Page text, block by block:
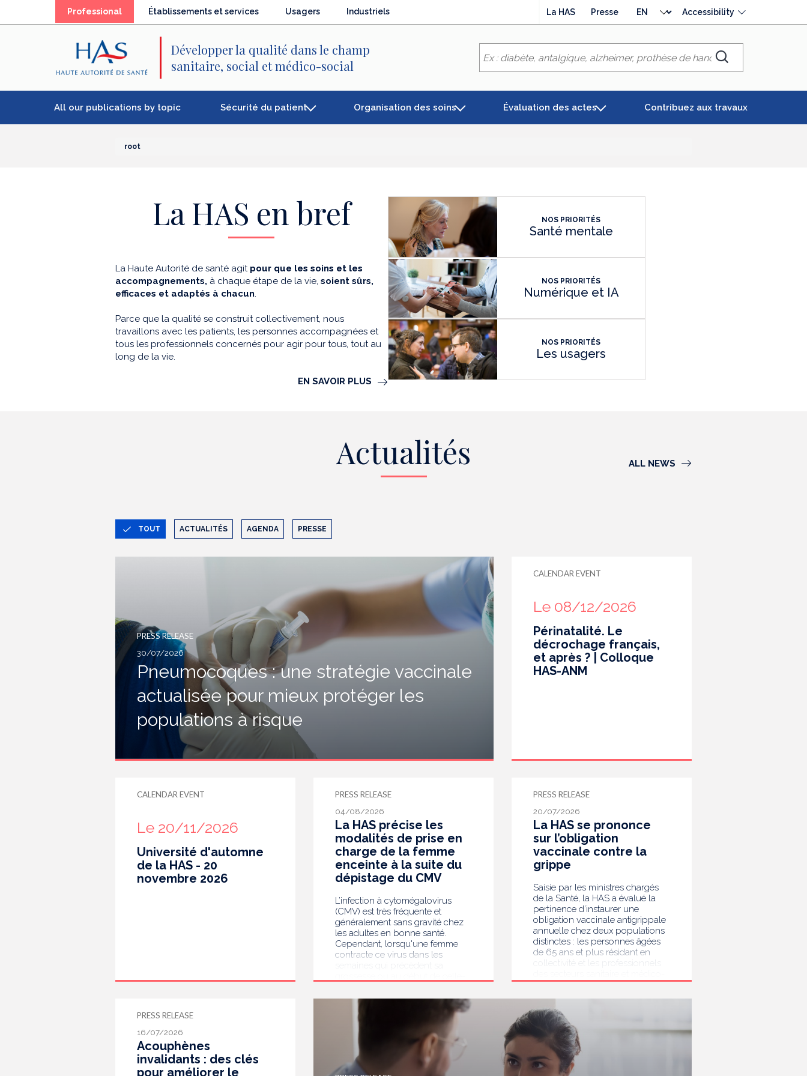
Professional Établissements et services Usagers Industriels La HAS Presse
language
Accessibility
Développer la qualité dans le champ
sanitaire, social et médico-social
Chercher
All our publications by topic Sécurité du patient Organisation des soins Évaluation des actes Contribuez aux travaux
root
La HAS en bref
La Haute Autorité de santé agit pour que les soins et les
accompagnements, à chaque étape de la vie, soient sûrs,
efficaces et adaptés à chacun.
Parce que la qualité se construit collectivement, nous
travaillons avec les patients, les personnes accompagnées et
tous les professionnels concernés pour agir pour tous, tout au
long de la vie.
EN SAVOIR PLUS
NOS PRIORITÉS
Santé mentale
NOS PRIORITÉS
Numérique et IA
NOS PRIORITÉS
Les usagers
Actualités ALL NEWS
TOUT ACTUALITÉS AGENDA PRESSE
PRESS RELEASE
30/07/2026
Pneumocoques : une stratégie vaccinale
actualisée pour mieux protéger les
populations à risque
CALENDAR EVENT
Le 08/12/2026
Périnatalité. Le
décrochage français,
et après ? | Colloque
HAS-ANM
CALENDAR EVENT
Le 20/11/2026
Université d'automne
de la HAS - 20
novembre 2026
PRESS RELEASE
04/08/2026
La HAS précise les
modalités de prise en
charge de la femme
enceinte à la suite du
dépistage du CMV
L’infection à cytomégalovirus
(CMV) est très fréquente et
généralement sans gravité chez
les adultes en bonne santé.
Cependant, lorsqu'une femme
contracte ce virus dans les
conséquences importantes pour
l'enfant, notamment des troubles
auditifs ou neurologiques. En juin
2025, la Haute Autorité de santé
(HAS) a recommandé le
dépistage systématique du CMV
chez les femmes enceintes dont
le statut sérologique est inconnu
PRESS RELEASE
20/07/2026
La HAS se prononce
sur l’obligation
vaccinale contre la
grippe
Saisie par les ministres chargés
de la Santé, la HAS a évalué la
pertinence d’instaurer une
obligation vaccinale antigrippale
annuelle chez deux populations
distinctes : les personnes âgées
de 65 ans et plus résidant en
collectivité et les professionnels
social. Au terme de son analyse,
vaccination antigrippale pour les
personnes de 65 ans et plus
vivant en collectivité doit rester
recommandée sans devenir
obligatoire. Afin de protéger les
personnes les plus vulnérables,
elle recommande en revanche la
PRESS RELEASE
16/07/2026
Acouphènes
invalidants : des clés
pour améliorer le